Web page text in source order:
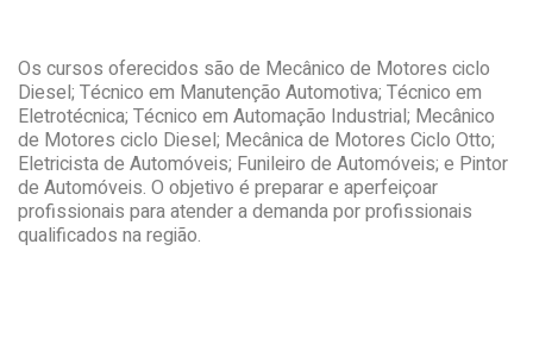
Os cursos oferecidos são de Mecânico de Motores ciclo
Diesel; Técnico em Manutenção Automotiva; Técnico em
Eletrotécnica; Técnico em Automação Industrial; Mecânico
de Motores ciclo Diesel; Mecânica de Motores Ciclo Otto;
Eletricista de Automóveis; Funileiro de Automóveis; e Pintor
de Automóveis. O objetivo é preparar e aperfeiçoar
profissionais para atender a demanda por profissionais
qualificados na região.